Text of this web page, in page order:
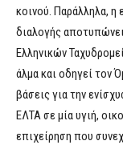
κοινού. Παράλληλα,
διαλογής
Ελληνικών
άλμα και οδηγεί τον
βάσεις για την
ΕΛΤΑ σε μία υγιή,
επιχείρηση που